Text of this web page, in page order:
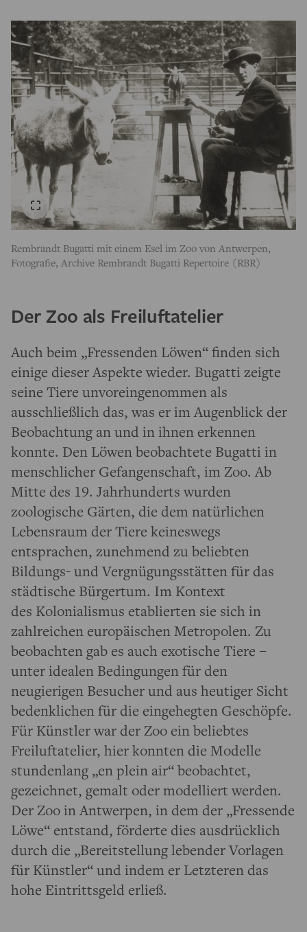
Rembrandt Bugatti mit einem Esel im Zoo von Antwerpen,
Fotografie, Archive Rembrandt Bugatti Repertoire (RBR)
Der Zoo als Freiluftatelier
Auch beim „Fressenden Löwen“ finden sich
einige dieser Aspekte wieder. Bugatti zeigte
seine Tiere unvoreingenommen als
ausschließlich das, was er im Augenblick der
Beobachtung an und in ihnen erkennen
konnte. Den Löwen beobachtete Bugatti in
menschlicher Gefangenschaft, im Zoo. Ab
Mitte des 19. Jahrhunderts wurden
zoologische Gärten, die dem natürlichen
Lebensraum der Tiere keineswegs
entsprachen, zunehmend zu beliebten
Bildungs- und Vergnügungsstätten für das
städtische Bürgertum. Im Kontext
des Kolonialismus etablierten sie sich in
zahlreichen europäischen Metropolen. Zu
beobachten gab es auch exotische Tiere –
unter idealen Bedingungen für den
neugierigen Besucher und aus heutiger Sicht
bedenklichen für die eingehegten Geschöpfe.
Für Künstler war der Zoo ein beliebtes
Freiluftatelier, hier konnten die Modelle
stundenlang „en plein air“ beobachtet,
gezeichnet, gemalt oder modelliert werden.
Der Zoo in Antwerpen, in dem der „Fressende
Löwe“ entstand, förderte dies ausdrücklich
durch die „Bereitstellung lebender Vorlagen
für Künstler“ und indem er Letzteren das
hohe Eintrittsgeld erließ.